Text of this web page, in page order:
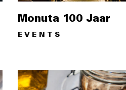
Monuta 100 Jaar
EVENTS